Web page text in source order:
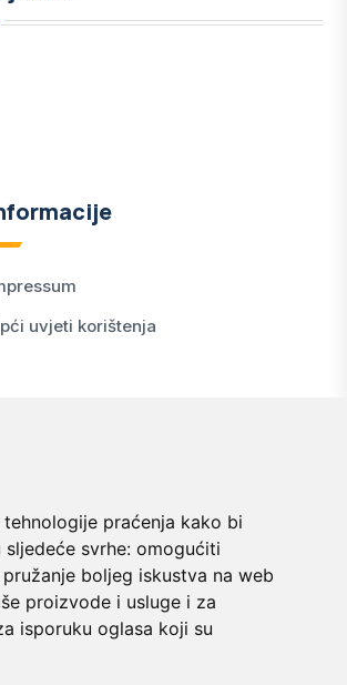
praćenja kako bi
svrhe: omogućiti
pružanje boljeg iskustva na web
proizvode i usluge i za
isporuku oglasa koji su
uvjeti korištenja